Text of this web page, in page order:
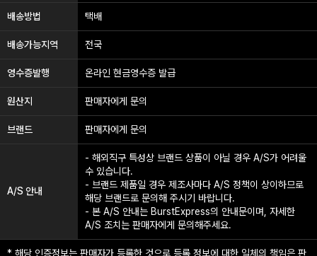
상품 패키지 이미지, 주의 스티커, 캐치프레이즈 및 문구는 예고 없이 변경될
수 있습니다.
배송방법 택배
배송가능지역 전국
영수증발행 온라인 현금영수증 발급
원산지 판매자에게 문의
브랜드 판매자에게 문의
A/S 안내
- 해외직구 특성상 브랜드 상품이 아닐 경우 A/S가 어려울
수 있습니다.
- 브랜드 제품일 경우 제조사마다 A/S 정책이 상이하므로
해당 브랜드로 문의해 주시기 바랍니다.
- 본 A/S 안내는 BurstExpress의 안내문이며, 자세한
A/S 조치는 판매자에게 문의해주세요.
* 해당 인증정보는 판매자가 등록한 것으로 등록 정보에 대한 일체의 책임은 판